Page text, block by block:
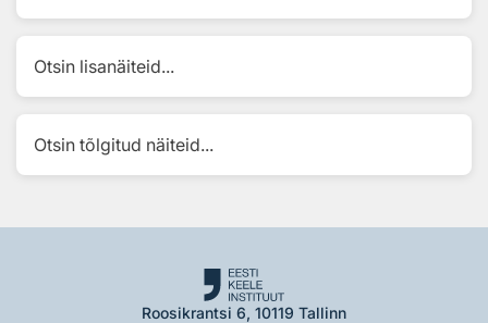
Otsin lisanäiteid...
Otsin tõlgitud näiteid...
Roosikrantsi 6, 10119 Tallinn